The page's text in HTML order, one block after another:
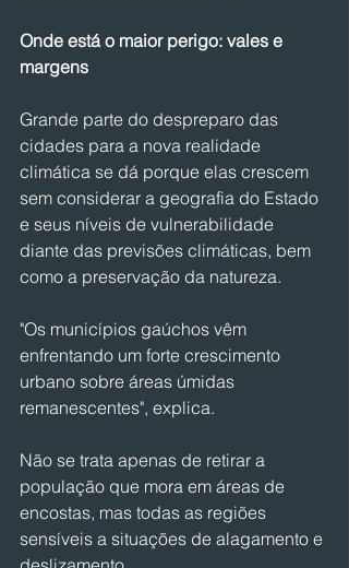
Onde está o maior perigo: vales e
margens
Grande parte do despreparo das
cidades para a nova realidade
climática se dá porque elas crescem
sem considerar a geografia do Estado
e seus níveis de vulnerabilidade
diante das previsões climáticas, bem
como a preservação da natureza.
"Os municípios gaúchos vêm
enfrentando um forte crescimento
urbano sobre áreas úmidas
remanescentes", explica.
Não se trata apenas de retirar a
população que mora em áreas de
encostas, mas todas as regiões
sensíveis a situações de alagamento e